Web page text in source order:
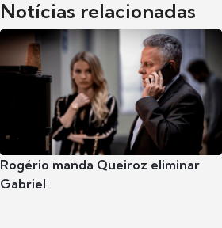
Notícias relacionadas
Rogério manda Queiroz eliminar
Gabriel